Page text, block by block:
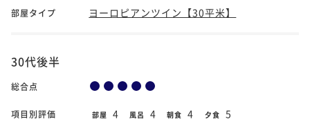
部屋タイプ ヨーロピアンツイン【30平米】
30代後半
総合点
項目別評価 部屋 4 風呂 4 朝食 4 夕食 5